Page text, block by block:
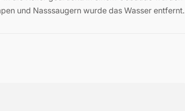
und Nasssaugern wurde das Wasser entfernt.